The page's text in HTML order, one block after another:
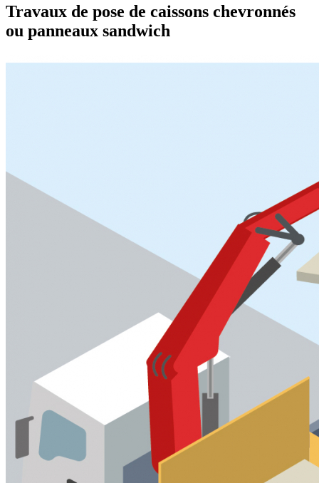
Travaux de pose de caissons chevronnés
ou panneaux sandwich